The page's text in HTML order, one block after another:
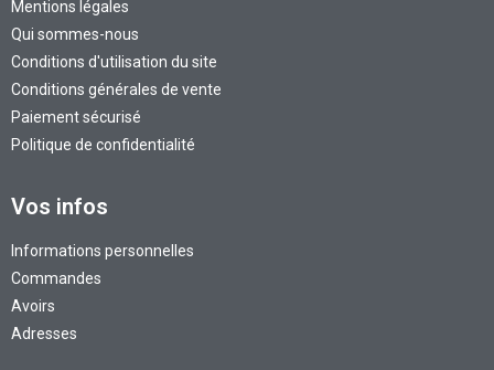
Mentions légales
Qui sommes-nous
Conditions d'utilisation du site
Conditions générales de vente
Paiement sécurisé
Politique de confidentialité
Vos infos
Informations personnelles
Commandes
Avoirs
Adresses